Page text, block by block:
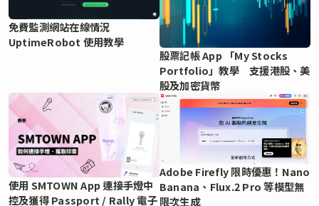
免費監測網站在線情況
UptimeRobot 使用教學
股票記帳 App 「My Stocks
Portfolio」教學 支援港股、美
股及加密貨幣
使用 SMTOWN App 連接手燈中
控及獲得 Passport / Rally 電子
Adobe Firefly 限時優惠！Nano
Banana、Flux.2 Pro 等模型無
限次生成